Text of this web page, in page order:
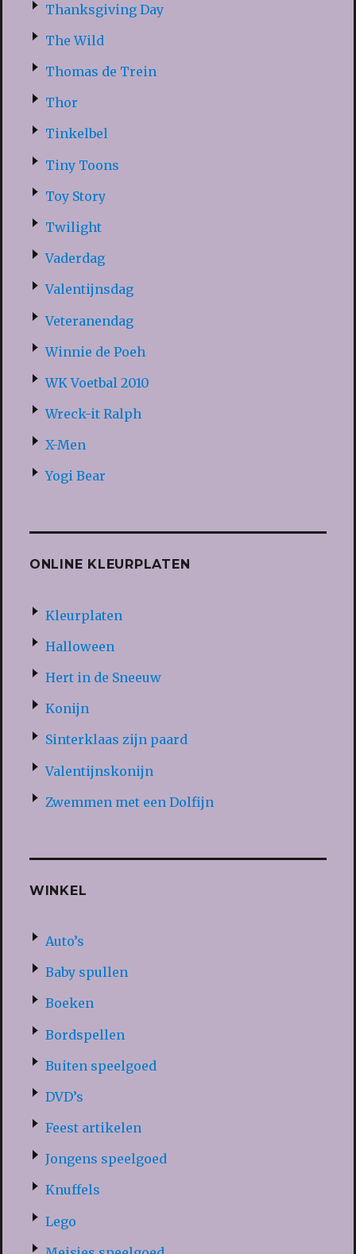
Thanksgiving Day
The Wild
Thomas de Trein
Thor
Tinkelbel
Tiny Toons
Toy Story
Twilight
Vaderdag
Valentijnsdag
Veteranendag
Winnie de Poeh
WK Voetbal 2010
Wreck-it Ralph
X-Men
Yogi Bear
ONLINE KLEURPLATEN
Kleurplaten
Halloween
Hert in de Sneeuw
Konijn
Sinterklaas zijn paard
Valentijnskonijn
Zwemmen met een Dolfijn
WINKEL
Auto’s
Baby spullen
Boeken
Bordspellen
Buiten speelgoed
DVD’s
Feest artikelen
Jongens speelgoed
Knuffels
Lego